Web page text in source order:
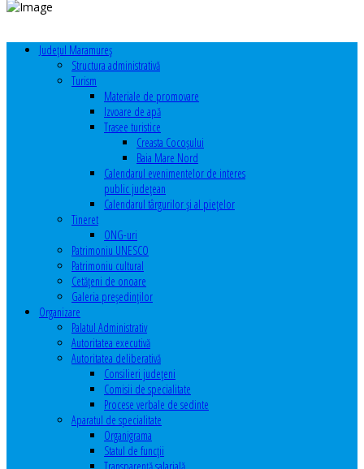
Judeţul Maramureş
Structura administrativă
Turism
Materiale de promovare
Izvoare de apă
Trasee turistice
Creasta Cocoșului
Baia Mare Nord
Calendarul evenimentelor de interes
public judeţean
Calendarul târgurilor şi al pieţelor
Tineret
ONG-uri
Patrimoniu UNESCO
Patrimoniu cultural
Cetăţeni de onoare
Galeria președinților
Organizare
Palatul Administrativ
Autoritatea executivă
Autoritatea deliberativă
Consilieri judeţeni
Comisii de specialitate
Procese verbale de sedinte
Aparatul de specialitate
Organigrama
Statul de funcții